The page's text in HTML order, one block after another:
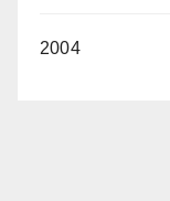
2004